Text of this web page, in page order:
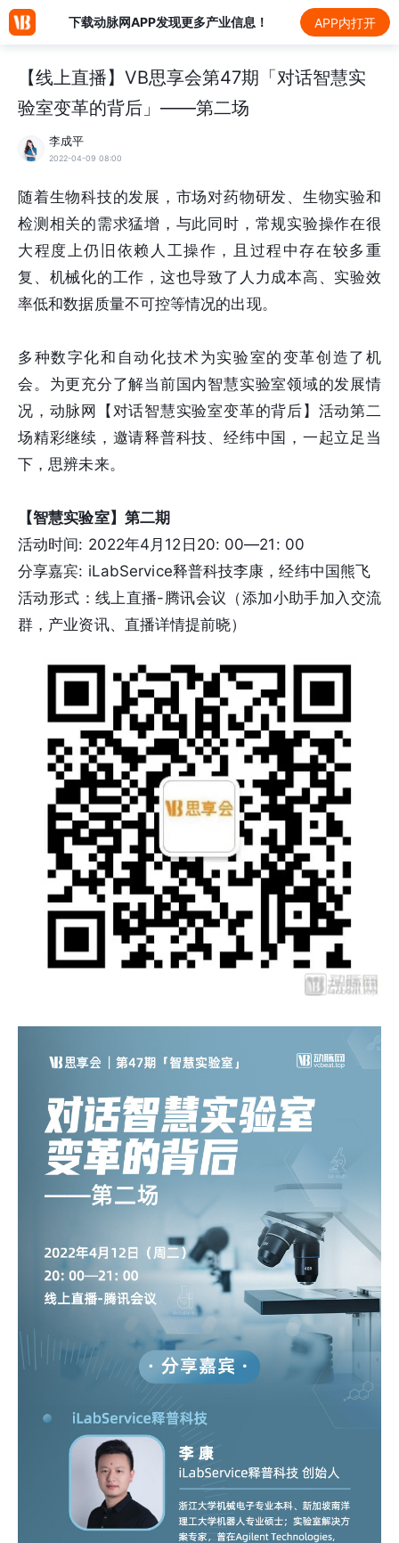
下载动脉网APP发现更多产业信息！ APP内打开
【线上直播】VB思享会第47期「对话智慧实
验室变革的背后」——第二场
李成平
2022-04-09 08:00
随着生物科技的发展，市场对药物研发、生物实验和
检测相关的需求猛增，与此同时，常规实验操作在很
大程度上仍旧依赖人工操作，且过程中存在较多重
复、机械化的工作，这也导致了人力成本高、实验效
率低和数据质量不可控等情况的出现。
多种数字化和自动化技术为实验室的变革创造了机
会。为更充分了解当前国内智慧实验室领域的发展情
况，动脉网【对话智慧实验室变革的背后】活动第二
场精彩继续，邀请释普科技、经纬中国，一起立足当
下，思辨未来。
【智慧实验室】第二期
活动时间: 2022年4月12日20: 00—21: 00
分享嘉宾: iLabService释普科技李康，经纬中国熊飞
活动形式：线上直播-腾讯会议（添加小助手加入交流
群，产业资讯、直播详情提前晓）